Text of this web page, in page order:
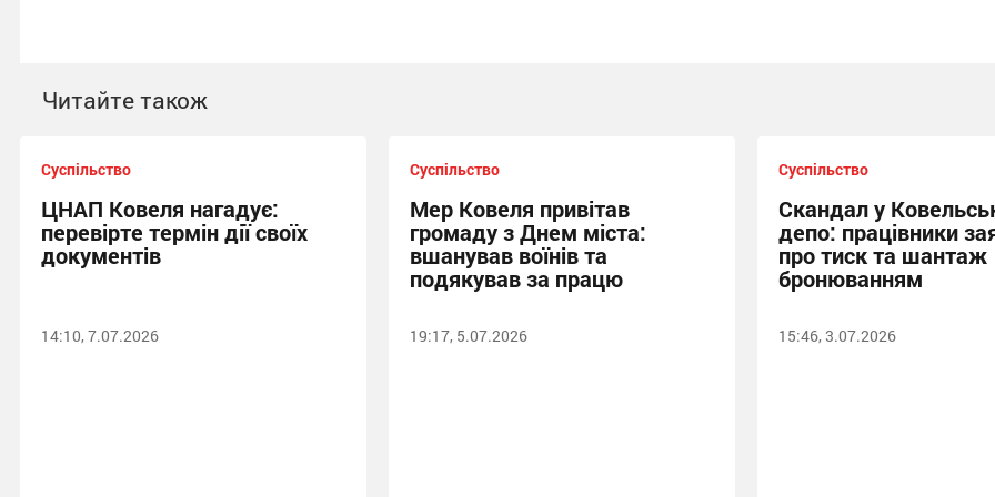
Читайте також
Суспільство
ЦНАП Ковеля нагадує:
перевірте термін дії своїх
документів
14:10, 7.07.2026
Суспільство
Мер Ковеля привітав
громаду з Днем міста:
вшанував воїнів та
подякував за працю
19:17, 5.07.2026
Суспільство
Скандал у
депо: працівники
про тиск та шантаж
бронюванням
15:46, 3.07.2026